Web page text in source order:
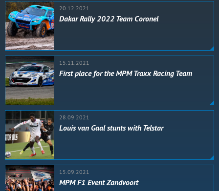
20.12.2021
Dakar Rally 2022 Team Coronel
15.11.2021
First place for the MPM Traxx Racing Team
28.09.2021
Louis van Gaal stunts with Telstar
15.09.2021
MPM F1 Event Zandvoort